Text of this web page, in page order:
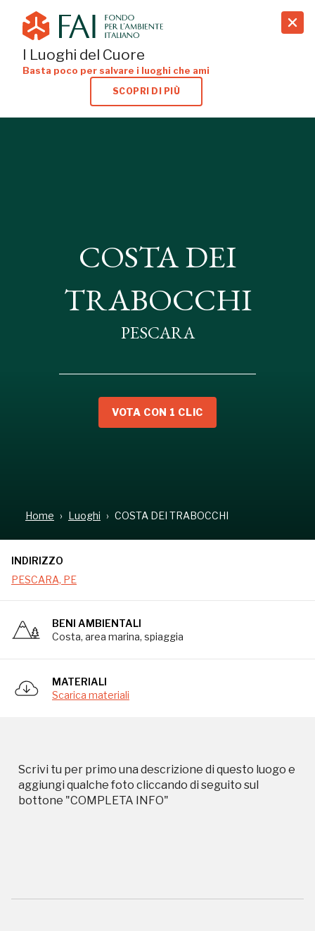
search
I Luoghi del Cuore
Basta poco per salvare i luoghi che ami
SCOPRI DI PIÙ
COSTA DEI
TRABOCCHI
PESCARA
VOTA CON 1 CLIC
Home Luoghi COSTA DEI TRABOCCHI
INDIRIZZO
PESCARA, PE
BENI AMBIENTALI
Costa, area marina, spiaggia
MATERIALI
Scarica materiali
Scrivi tu per primo una descrizione di questo luogo e
aggiungi qualche foto cliccando di seguito sul
bottone "COMPLETA INFO"
PESCARA
Storico campagne in questo
I Luoghi del Cuore
Registrati alla newsletter